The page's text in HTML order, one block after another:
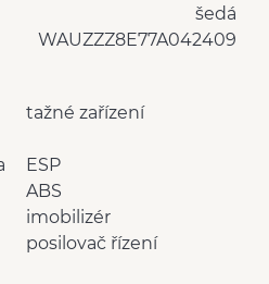
šedá
WAUZZZ8E77A042409
tažné zařízení
ESP
ABS
imobilizér
posilovač řízení